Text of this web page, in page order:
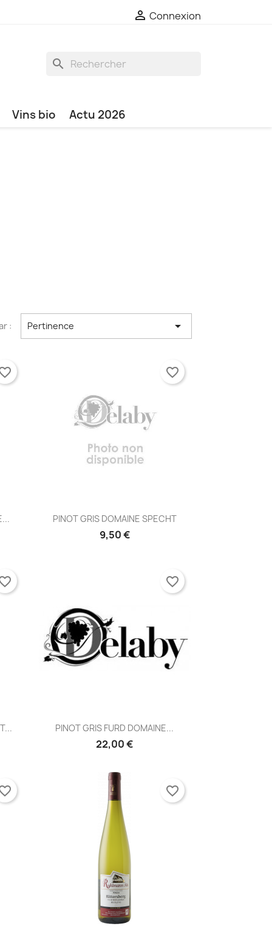
×
×
×
 Connexion
search
Vins bio Actu 2026
: Pertinence 
PINOT GRIS DOMAINE SPECHT
9,50 €
Aperçu rapide
favorite_border
PINOT GRIS FURD DOMAINE...
22,00 €
Aperçu rapide
favorite_border
favorite_border